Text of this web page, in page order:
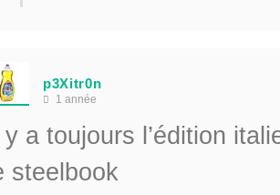
p3Xitr0n
1 année
y a toujours l’édition
steelbook